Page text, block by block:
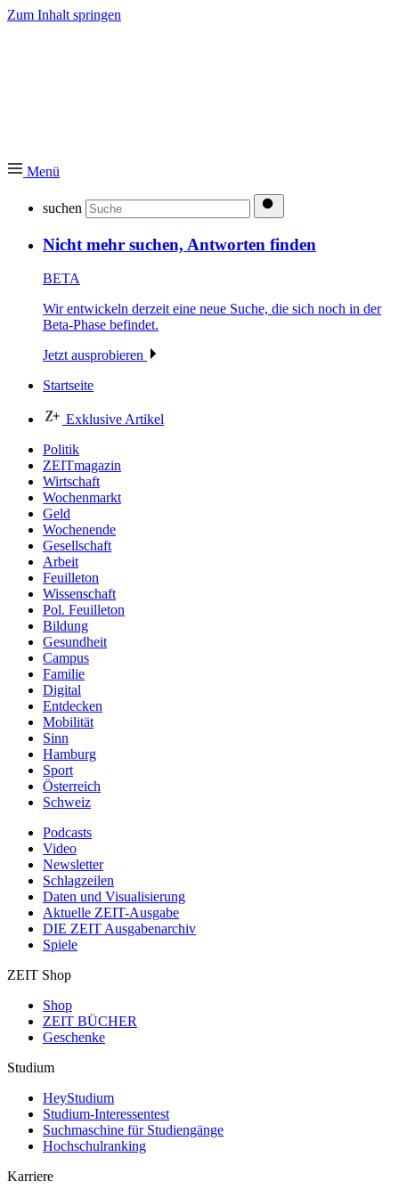
Zum Inhalt springen
Menü
suchen
Nicht mehr suchen, Antworten finden
BETA
Wir entwickeln derzeit eine neue Suche, die sich noch in der
Beta-Phase befindet.
Jetzt ausprobieren
Startseite
Exklusive Artikel
Politik
ZEITmagazin
Wirtschaft
Wochenmarkt
Geld
Wochenende
Gesellschaft
Arbeit
Feuilleton
Wissenschaft
Pol. Feuilleton
Bildung
Gesundheit
Campus
Familie
Digital
Entdecken
Mobilität
Sinn
Hamburg
Sport
Österreich
Schweiz
Podcasts
Video
Newsletter
Schlagzeilen
Daten und Visualisierung
Aktuelle ZEIT-Ausgabe
DIE ZEIT Ausgabenarchiv
Spiele
ZEIT Shop
Shop
ZEIT BÜCHER
Geschenke
Studium
HeyStudium
Studium-Interessentest
Suchmaschine für Studiengänge
Hochschulranking
Karriere